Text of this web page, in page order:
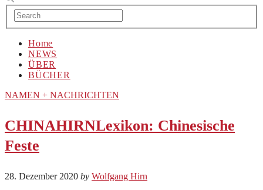
Home
NEWS
ÜBER
BÜCHER
NAMEN + NACHRICHTEN
CHINAHIRNLexikon: Chinesische
Feste
28. Dezember 2020 by Wolfgang Hirn